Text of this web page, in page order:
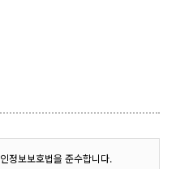
정보보호법을 준수합니다.